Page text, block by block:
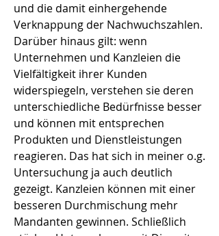
und die damit einhergehende
Verknappung der Nachwuchszahlen.
Darüber hinaus gilt: wenn
Unternehmen und Kanzleien die
Vielfältigkeit ihrer Kunden
widerspiegeln, verstehen sie deren
unterschiedliche Bedürfnisse besser
und können mit entsprechen
Produkten und Dienstleistungen
reagieren. Das hat sich in meiner o.g.
Untersuchung ja auch deutlich
gezeigt. Kanzleien können mit einer
besseren Durchmischung mehr
Mandanten gewinnen. Schließlich